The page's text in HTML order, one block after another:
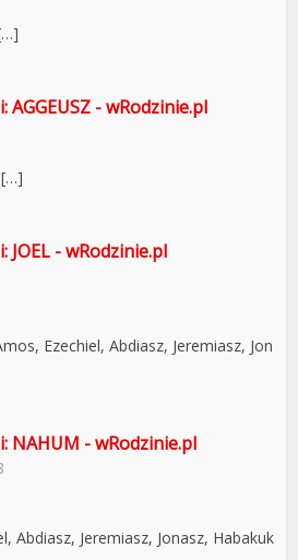
- wRodzinie.pl
- wRodzinie.pl
Ezechiel, Abdiasz, Jeremiasz, Jon
NAHUM - wRodzinie.pl
Abdiasz, Jeremiasz, Jonasz, Habakuk